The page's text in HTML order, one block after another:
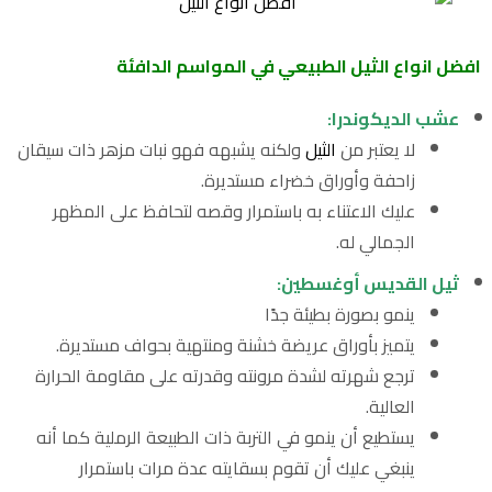
افضل انواع الثيل الطبيعي في المواسم الدافئة
عشب الديكوندرا:
لا يعتبر من الثيلولكنه يشبهه فهو نبات مزهر ذات سيقان
زاحفة وأوراق خضراء مستديرة.
عليك الاعتناء به باستمرار وقصه لتحافظ على المظهر
الجمالي له.
ثيل القديس أوغسطين:
ينمو بصورة بطيئة جدًا
يتميز بأوراق عريضة خشنة ومنتهية بحواف مستديرة.
ترجع شهرته لشدة مرونته وقدرته على مقاومة الحرارة
العالية.
يستطيع أن ينمو في التربة ذات الطبيعة الرملية كما أنه
ينبغي عليك أن تقوم بسقايته عدة مرات باستمرار